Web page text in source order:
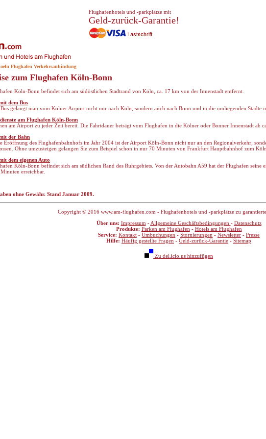
zum Flughafen Köln-Bonn
Köln-Bonn befindet sich am südöstlichen Stadtrand von Köln, ca. 17 km von der Innenstadt entfernt.
dem Bus
gelangt man vom Kölner Airport nicht nur nach Köln, sondern auch nach Bonn und in die umliegenden Städte
am Flughafen Köln-Bonn
am Airport zu jeder Zeit bereit. Die Fahrtdauer beträgt vom Flughafen in die Kölner oder Bonner Innenstadt ab
der Bahn
Eröffnung des Flughafenbahnhofs im Jahr 2004 ist der Airport Köln-Bonn nicht nur an den Regionalverkehr,
Ohne umzusteigen gelangen Sie zum Beispiel schon in nur 70 Minuten von Frankfurt Hauptbahnhof zum
dem eigenen Auto
Köln-Bonn befindet sich am südlichen Rand des Ruhrgebiets. Von der Autobahn A59 hat der Flughafen
erreichbar.
ohne Gewähr. Stand Januar 2009.
Copyright © 2016 www.am-flughafen.com - Flughafenhotels und -parkplätze zu
Über uns: Impressum - Allgemeine Geschäftsbedingungen - Datenschutz
Produkte: Parken am Flughafen - Hotels am Flughafen
Service: Kontakt - Umbuchungen - Stornierungen - Newsletter - Presse
Hilfe: Häufig gestellte Fragen - Geld-zurück-Garantie - Sitemap
Zu del.icio.us hinzufügen
Flughafenhotels und -parkplätze mit
Geld-zurück-Garantie!
Flughafen Verkehrsanbindung